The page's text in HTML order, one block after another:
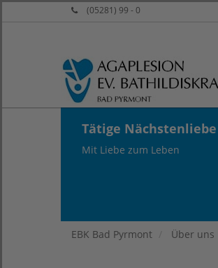
(05281) 99 - 0
Tätige Nächstenliebe
Mit Liebe zum Leben
EBK Bad Pyrmont Über uns